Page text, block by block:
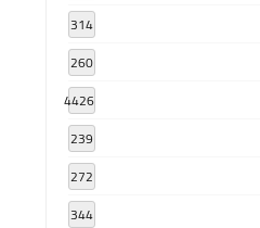
314
260
4426
239
272
344